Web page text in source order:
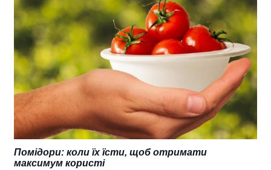
Помідори: коли їх їсти, щоб отримати
максимум користі